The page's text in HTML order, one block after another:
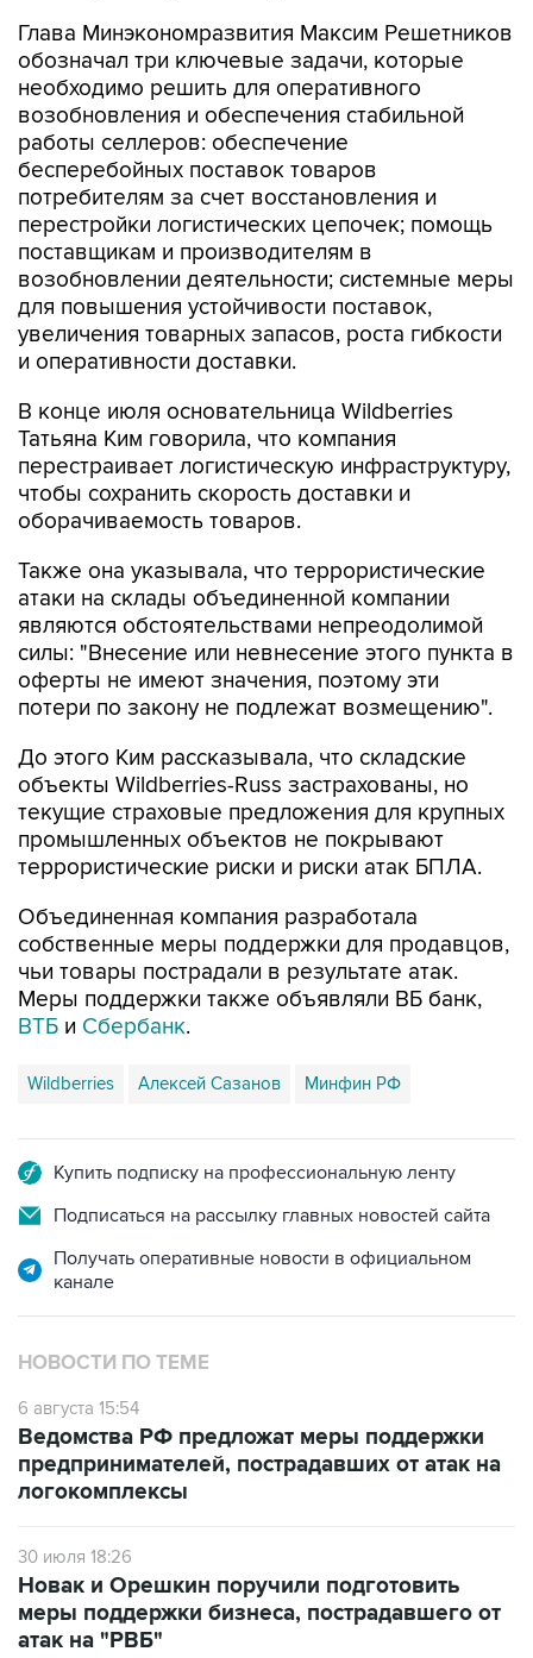
Глава Минэкономразвития Максим Решетников
обозначал три ключевые задачи, которые
необходимо решить для оперативного
возобновления и обеспечения стабильной
работы селлеров: обеспечение
бесперебойных поставок товаров
потребителям за счет восстановления и
перестройки логистических цепочек; помощь
поставщикам и производителям в
возобновлении деятельности; системные меры
для повышения устойчивости поставок,
увеличения товарных запасов, роста гибкости
и оперативности доставки.
В конце июля основательница Wildberries
Татьяна Ким говорила, что компания
перестраивает логистическую инфраструктуру,
чтобы сохранить скорость доставки и
оборачиваемость товаров.
Также она указывала, что террористические
атаки на склады объединенной компании
являются обстоятельствами непреодолимой
силы: "Внесение или невнесение этого пункта в
оферты не имеют значения, поэтому эти
потери по закону не подлежат возмещению".
До этого Ким рассказывала, что складские
объекты Wildberries-Russ застрахованы, но
текущие страховые предложения для крупных
промышленных объектов не покрывают
террористические риски и риски атак БПЛА.
Объединенная компания разработала
собственные меры поддержки для продавцов,
чьи товары пострадали в результате атак.
Меры поддержки также объявляли ВБ банк,
ВТБ и Сбербанк.
Wildberries Алексей Сазанов Минфин РФ
Купить подписку на профессиональную ленту
Подписаться на рассылку главных новостей сайта
Получать оперативные новости в официальном
канале
НОВОСТИ ПО ТЕМЕ
6 августа 15:54
Ведомства РФ предложат меры поддержки
предпринимателей, пострадавших от атак на
логокомплексы
30 июля 18:26
Новак и Орешкин поручили подготовить
меры поддержки бизнеса, пострадавшего от
атак на "РВБ"